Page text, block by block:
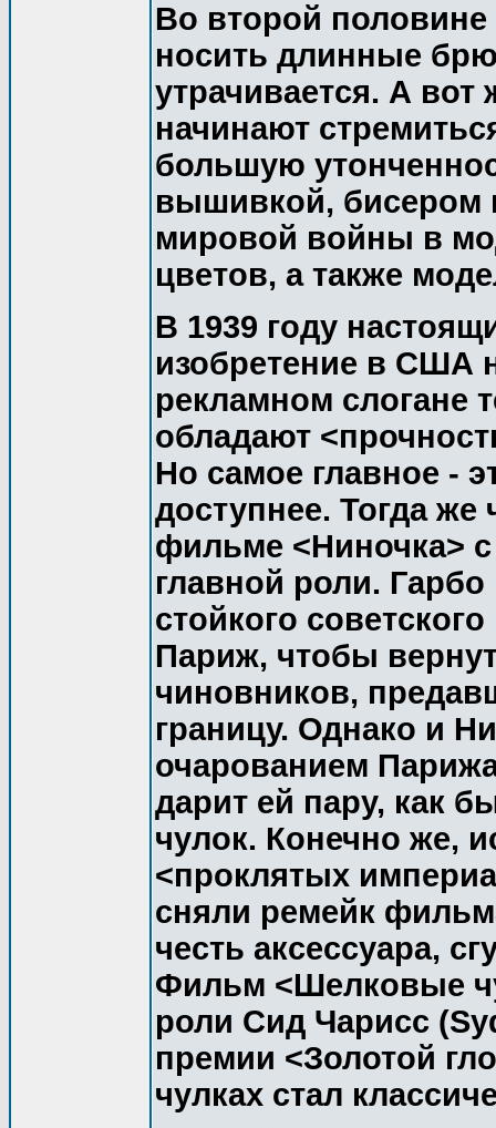
Во второй
носить длинные
утрачивается. А
начинают
большую
вышивкой, бисером
мировой войны в
цветов, а также
В 1939 году
изобретение в США
рекламном слогане
обладают
Но самое главное -
доступнее. Тогда
фильме <Ниночка>
главной роли.
стойкого
Париж, чтобы
чиновников,
границу. Однако и
очарованием
дарит ей пару, как
чулок. Конечно же,
<проклятых
сняли ремейк
честь аксессуара,
Фильм <Шелковые
роли Сид Чарисc
премии <Золотой
чулках стал